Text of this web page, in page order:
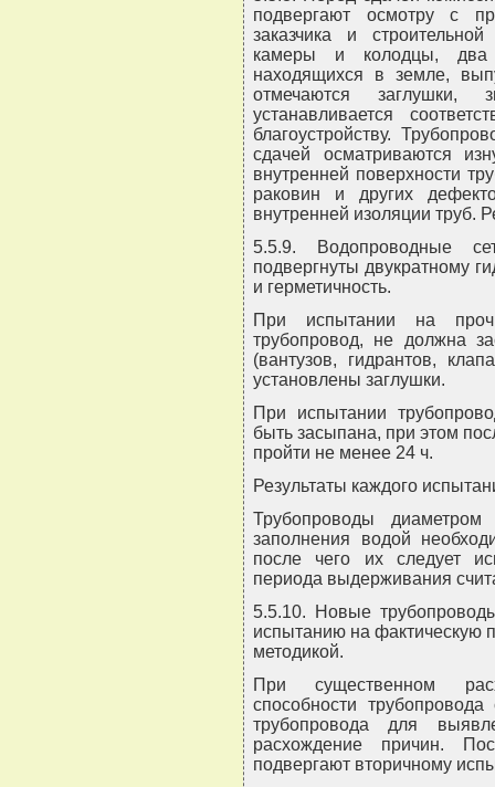
подвергают осмотру с
заказчика и
камеры и колодцы, два
находящихся в земле,
отмечаются заглушки,
устанавливается
благоустройству.
сдачей осматриваются
внутренней поверхности
раковин и других
внутренней изоляции труб.
5.5.9. Водопроводные
подвергнуты двукратному
и герметичность.
При испытании на
трубопровод, не должна
(вантузов, гидрантов,
установлены заглушки.
При испытании
быть засыпана, при этом
пройти не менее 24 ч.
Результаты каждого
Трубопроводы
заполнения водой
после чего их следует
периода выдерживания
5.5.10. Новые
испытанию на фактическую
методикой.
При существенном
способности
трубопровода для
расхождение причин.
подвергают вторичному